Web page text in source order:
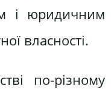
і юридичним
власності.
по-різному